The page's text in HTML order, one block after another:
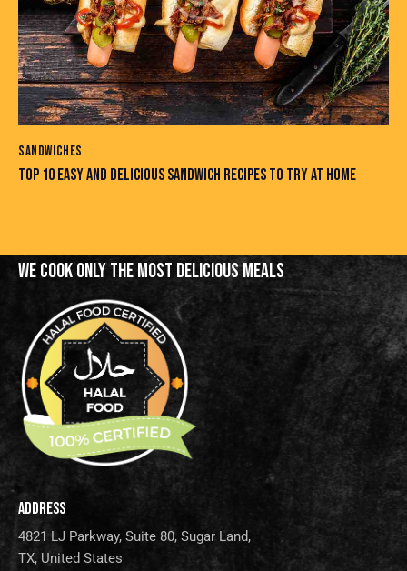
SANDWICHES
TOP 10 EASY AND DELICIOUS SANDWICH RECIPES TO TRY AT HOME
WE COOK ONLY THE MOST DELICIOUS MEALS
ADDRESS
4821 LJ Parkway, Suite 80, Sugar Land,
TX, United States